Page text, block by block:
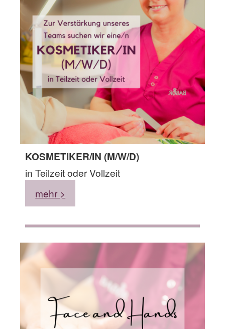
KOSMETIKER/IN (M/W/D)
in Teilzeit oder Vollzeit
mehr >